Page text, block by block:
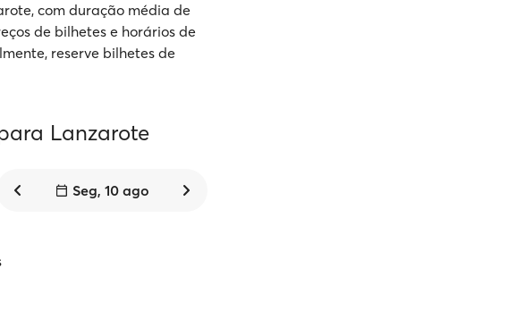
com duração média de
de bilhetes e horários de
reserve bilhetes de
Lanzarote
Seg, 10 ago